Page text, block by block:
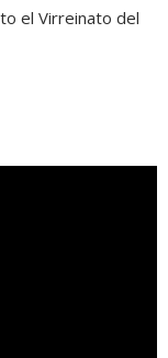
el Virreinato del